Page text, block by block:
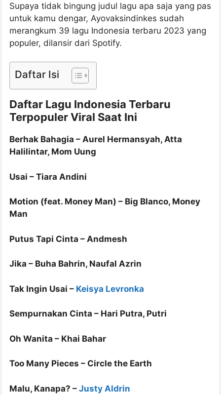
Supaya tidak bingung judul lagu apa saja yang pas
untuk kamu dengar, Ayovaksindinkes sudah
merangkum 39 lagu Indonesia terbaru 2023 yang
populer, dilansir dari Spotify.
Daftar Isi
Daftar Lagu Indonesia Terbaru
TerpopulerViral Saat Ini
Berhak Bahagia – Aurel Hermansyah, Atta
Halilintar, Mom Uung
Usai – Tiara Andini
Motion (feat. Money Man) – Big Blanco, Money
Man
Putus Tapi Cinta – Andmesh
Jika – Buha Bahrin, Naufal Azrin
Tak Ingin Usai – Keisya Levronka
Sempurnakan Cinta – Hari Putra, Putri
Oh Wanita – Khai Bahar
Too Many Pieces – Circle the Earth
Malu, Kanapa? – Justy Aldrin